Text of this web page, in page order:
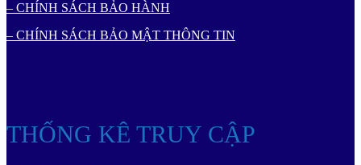
– CHÍNH SÁCH BẢO HÀNH
– CHÍNH SÁCH BẢO MẬT THÔNG TIN
THỐNG KÊ TRUY CẬP